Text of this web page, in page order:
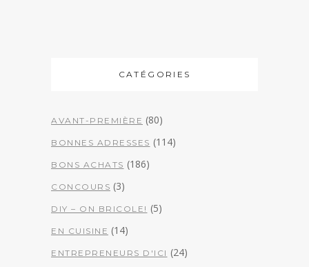
CATÉGORIES
AVANT-PREMIÈRE (80)
BONNES ADRESSES (114)
BONS ACHATS (186)
CONCOURS (3)
DIY – ON BRICOLE! (5)
EN CUISINE (14)
ENTREPRENEURS D'ICI (24)